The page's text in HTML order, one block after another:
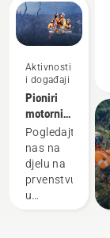
Aktivnosti
i događaji
Pioniri
motornih
testera
od 1959.
godine
Pogledajte
nas na
djelu na
prvenstvu
u